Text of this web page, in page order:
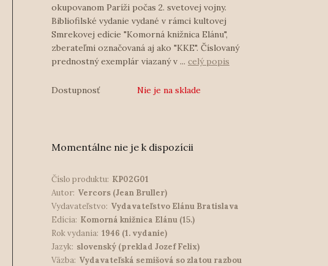
okupovanom Paríži počas 2. svetovej vojny.
Bibliofilské vydanie vydané v rámci kultovej
Smrekovej edície "Komorná knižnica Elánu",
zberateľmi označovaná aj ako "KKE". Číslovaný
prednostný exemplár viazaný v ... celý popis
Dostupnosť Nie je na sklade
Momentálne nie je k dispozícii
Číslo produktu: KP02G01
Autor: Vercors (Jean Bruller)
Vydavateľstvo: Vydavateľstvo Elánu Bratislava
Edícia: Komorná knižnica Elánu (15.)
Rok vydania: 1946 (1. vydanie)
Jazyk: slovenský (preklad Jozef Felix)
Väzba: Vydavateľská semišová so zlatou razbou